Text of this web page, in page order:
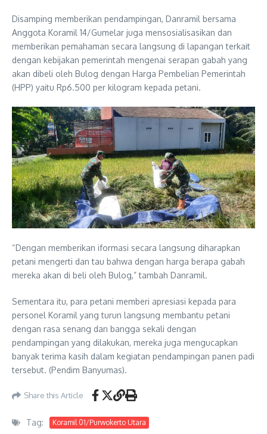
Disamping memberikan pendampingan, Danramil bersama
Anggota Koramil 14/Gumelar juga mensosialisasikan dan
memberikan pemahaman secara langsung di lapangan terkait
dengan kebijakan pemerintah mengenai serapan gabah yang
akan dibeli oleh Bulog dengan Harga Pembelian Pemerintah
(HPP) yaitu Rp6.500 per kilogram kepada petani.
“Dengan memberikan iformasi secara langsung diharapkan
petani mengerti dan tau bahwa dengan harga berapa gabah
mereka akan di beli oleh Bulog,” tambah Danramil.
Sementara itu, para petani memberi apresiasi kepada para
personel Koramil yang turun langsung membantu petani
dengan rasa senang dan bangga sekali dengan
pendampingan yang dilakukan, mereka juga mengucapkan
banyak terima kasih dalam kegiatan pendampingan panen padi
tersebut. (Pendim Banyumas).
Share this Article
Tag: Koramil 01/Purwokerto Utara